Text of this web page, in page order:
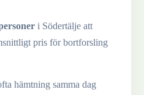
i Södertälje att
pris för bortforsling
hämtning samma dag